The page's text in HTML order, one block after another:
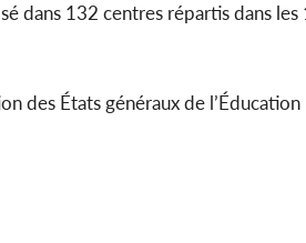
dans 132 centres répartis dans les
des États généraux de